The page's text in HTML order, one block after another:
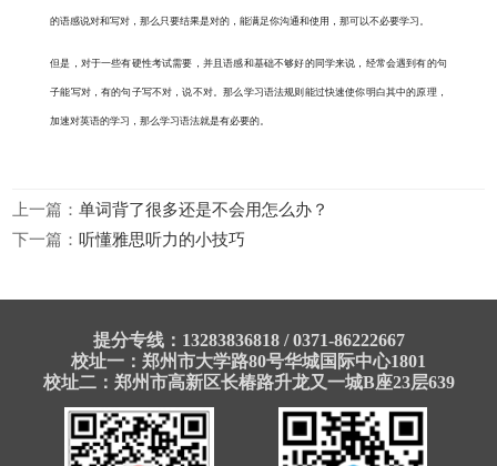
的语感说对和写对，那么只要结果是对的，能满足你沟通和使用，那可以不必要学习。
但是，对于一些有硬性考试需要，并且语感和基础不够好的同学来说，经常会遇到有的句
子能写对，有的句子写不对，说不对。那么学习语法规则能过快速使你明白其中的原理，
加速对英语的学习，那么学习语法就是有必要的。
上一篇：单词背了很多还是不会用怎么办？
下一篇： 听懂雅思听力的小技巧
提分专线：13283836818 / 0371-86222667
校址一：郑州市大学路80号华城国际中心1801
校址二：郑州市高新区长椿路升龙又一城B座23层639